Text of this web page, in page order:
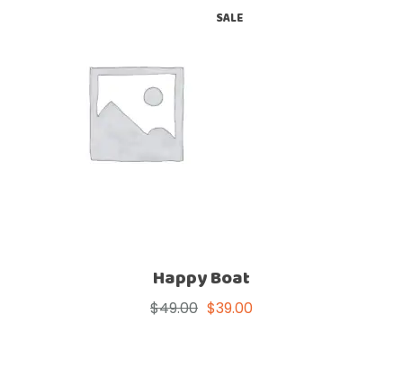
SALE
Happy Boat
$49.00 $39.00